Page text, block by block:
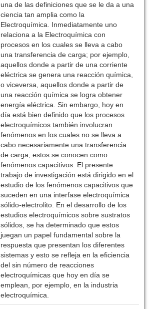
una de las definiciones que se le da a una
ciencia tan amplia como la
Electroquímica. Inmediatamente uno
relaciona a la Electroquímica con
procesos en los cuales se lleva a cabo
una transferencia de carga; por ejemplo,
aquellos donde a partir de una corriente
eléctrica se genera una reacción química,
o viceversa, aquellos donde a partir de
una reacción química se logra obtener
energía eléctrica. Sin embargo, hoy en
día está bien definido que los procesos
electroquímicos también involucran
fenómenos en los cuales no se lleva a
cabo necesariamente una transferencia
de carga, estos se conocen como
fenómenos capacitivos. El presente
trabajo de investigación está dirigido en el
estudio de los fenómenos capacitivos que
suceden en una interfase electroquímica
sólido-electrolito. En el desarrollo de los
estudios electroquímicos sobre sustratos
sólidos, se ha determinado que estos
juegan un papel fundamental sobre la
respuesta que presentan los diferentes
sistemas y esto se refleja en la eficiencia
del sin número de reacciones
electroquímicas que hoy en día se
emplean, por ejemplo, en la industria
electroquímica.